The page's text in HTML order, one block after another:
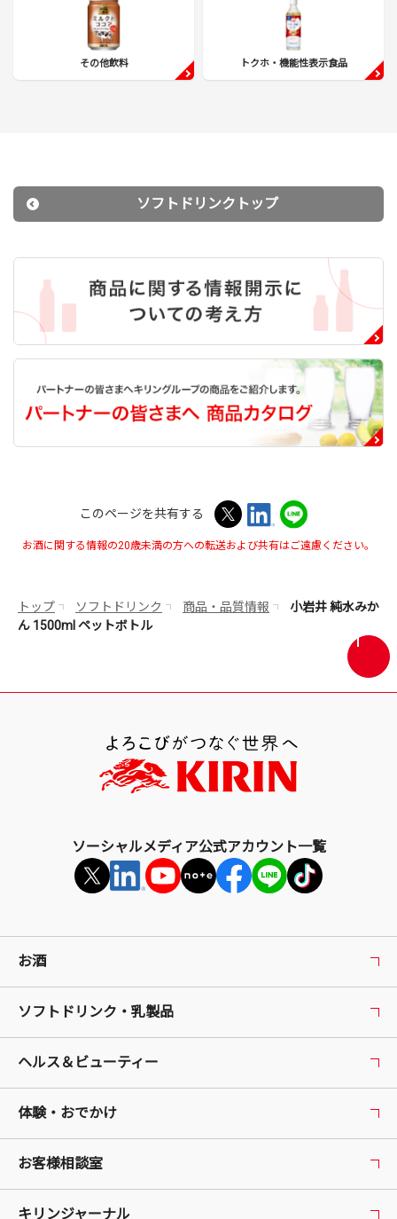
その他飲料 トクホ・機能性表示食品
ソフトドリンクトップ
このページを共有する
お酒に関する情報の20歳未満の方への転送および共有はご遠慮ください。
トップ ソフトドリンク 商品・品質情報
小岩井 純水みか
ん 1500ml ペットボトル
画
面
ソーシャルメディア公式アカウント一覧
お酒
ソフトドリンク・乳製品
ヘルス＆ビューティー
体験・おでかけ
お客様相談室
キリンジャーナル